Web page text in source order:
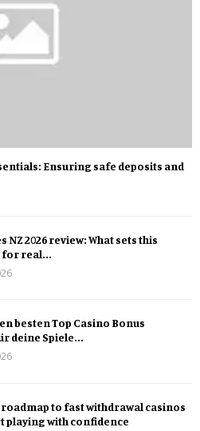
Ensuring safe deposits and
NZ 2026 review: What sets this
for real...
besten Top Casino Bonus
deine Spiele...
roadmap to fast withdrawal casinos
playing with confidence